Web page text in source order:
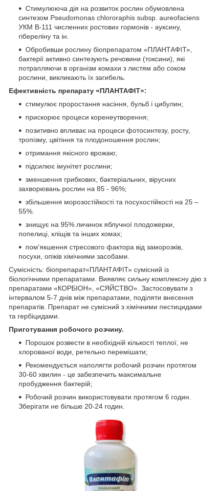
Стимулююча дія на розвиток рослин обумовлена
синтезом Pseudomonas chlororaphis subsp. aureofaciens
УКМ В-111 численних ростових гормонів - ауксину,
гібереліну та ін.
Обробивши рослину біопрепаратом «ПЛАНТАФІТ»,
бактерії активно синтезують речовини (токсини), які
потрапляючи в організм комахи з листям або соком
рослини, викликають їх загибель.
Ефективність препарату «ПЛАНТАФІТ»:
стимулює проростання насіння, бульб і цибулин;
прискорює процеси коренеутворення;
позитивно впливає на процеси фотосинтезу, росту,
тропізму, цвітіння та плодоношення рослин;
отримання якісного врожаю;
підсилює імунітет рослини;
зменшення грибкових, бактеріальних, вірусних
захворювань рослин на 85 - 96%;
збільшення морозостійкості та посухостійкості на 25 –
55%.
знищує на 95% личинок яблучної плодожерки,
попелиці, кліщів та інших комах;
пом'якшення стресового фактора від заморозків,
посухи, опіків хімічними засобами.
Сумісність: біопрепарат«ПЛАНТАФІТ» сумісний із
біологічними препаратами. Виявляє сильну комплексну дію з
препаратами «КОРБІОН», «СЯЙСТВО». Застосовувати з
інтервалом 5-7 днів між препаратами, поділяти внесення
препаратів. Препарат не сумісний з хімічними пестицидами
та гербіцидами.
Приготування робочого розчину.
Порошок розвести в необхідній кількості теплої, не
хлорованої води, ретельно перемішати;
Рекомендується наполягти робочий розчин протягом
30-60 хвилин - це забезпечить максимальне
пробудження бактерій;
Робочий розчин використовувати протягом 6 годин.
Зберігати не більше 20-24 годин.